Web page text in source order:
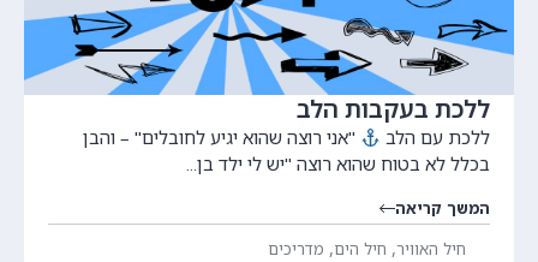
ללכת בעקבות הלב
ללכת עם הלב
"אני רוצה שהוא יגיע לחובלים" – והבן
בכלל לא בטוח שהוא רוצה "יש לי ילד בן...
המשך קריאה
חיל האוויר, חיל הים, מדריכים